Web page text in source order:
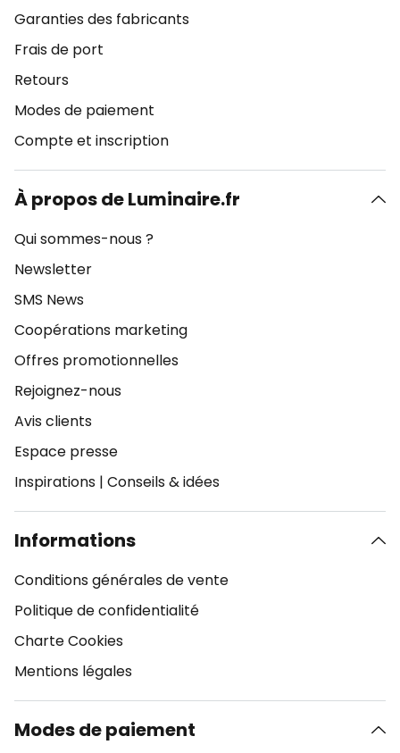
Garanties des fabricants
Frais de port
Retours
Modes de paiement
Compte et inscription
À propos de Luminaire.fr
Qui sommes-nous ?
Newsletter
SMS News
Coopérations marketing
Offres promotionnelles
Rejoignez-nous
Avis clients
Espace presse
Inspirations | Conseils & idées
Informations
Conditions générales de vente
Politique de confidentialité
Charte Cookies
Mentions légales
Modes de paiement